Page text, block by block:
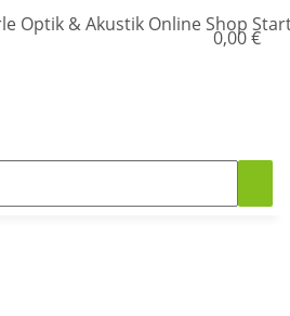
0,00 €